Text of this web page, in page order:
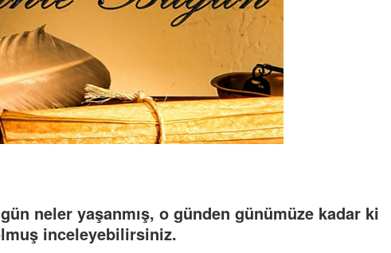
neler yaşanmış, o günden günümüze kadar ki
inceleyebilirsiniz.